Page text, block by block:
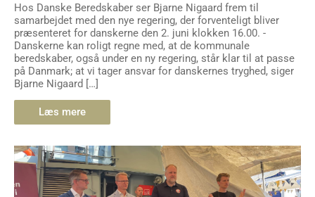
Hos Danske Beredskaber ser Bjarne Nigaard frem til
samarbejdet med den nye regering, der forventeligt bliver
præsenteret for danskerne den 2. juni klokken 16.00. -
Danskerne kan roligt regne med, at de kommunale
beredskaber, også under en ny regering, står klar til at passe
på Danmark; at vi tager ansvar for danskernes tryghed, siger
Bjarne Nigaard […]
Læs mere